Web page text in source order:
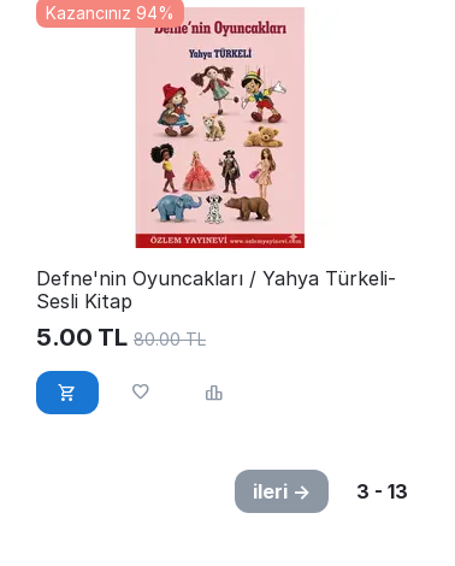
Kazancınız 94%
Defne'nin Oyuncakları / Yahya Türkeli-
Sesli Kitap
5.00 TL 80.00 TL
ileri 3 - 13